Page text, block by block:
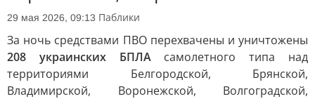
29 мая 2026, 09:13 Паблики
За ночь средствами ПВО перехвачены и уничтожены
208 украинских БПЛАсамолетного типа над
территориями Белгородской, Брянской,
Владимирской, Воронежской, Волгоградской,